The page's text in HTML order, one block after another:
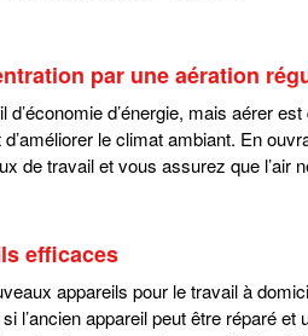
par une aération
d’énergie, mais aérer
le climat ambiant. En
de travail et vous assurez que l’air
efficaces
appareils pour le travail à
l’ancien appareil peut être réparé